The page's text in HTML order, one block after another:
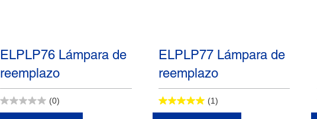
ELPLP76 Lámpara de
reemplazo
(0)
ELPLP77 Lámpara de
reemplazo
(1)